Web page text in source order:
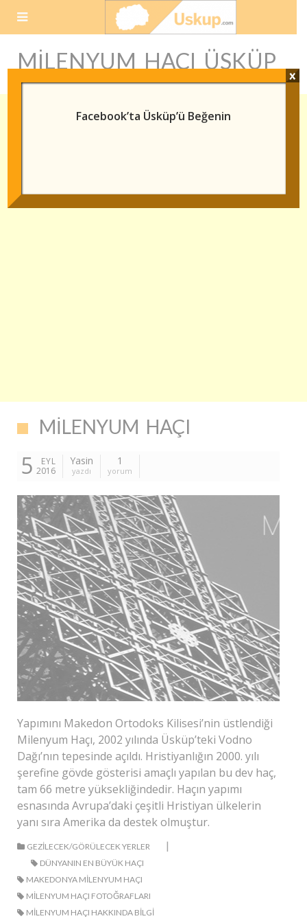
MILENYUM HAÇI ÜSKÜP
MILENYUM HAÇI
5
EYL
2016
Yasin
yazdı
1
yorum
Yapımını Makedon Ortodoks Kilisesi’nin üstlendiği
Milenyum Haçı, 2002 yılında Üsküp’teki Vodno
Dağı’nın tepesinde açıldı. Hristiyanlığın 2000. yılı
şerefine gövde gösterisi amaçlı yapılan bu dev haç,
tam 66 metre yüksekliğindedir. Haçın yapımı
esnasında Avrupa’daki çeşitli Hristiyan ülkelerin
yanı sıra Amerika da destek olmuştur.
GEZILECEK/GÖRÜLECEK YERLER |
DÜNYANIN EN BÜYÜK HAÇI
MAKEDONYA MILENYUM HAÇI
MILENYUM HAÇI FOTOĞRAFLARI
MILENYUM HAÇI HAKKINDA BILGI
Facebook’ta Üsküp’ü Beğenin
x